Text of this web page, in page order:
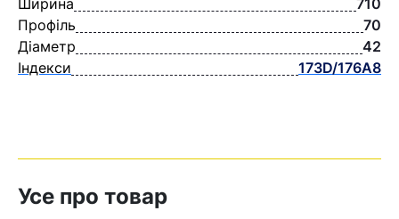
Ширина
710
Профіль
70
Діаметр
42
Індекси
173D/176A8
Усе про товар